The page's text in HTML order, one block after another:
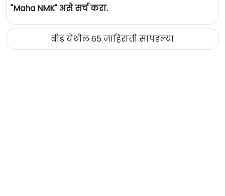
"Maha NMK" असे सर्च करा.
बीड येथील 65 जाहिराती सापडल्या